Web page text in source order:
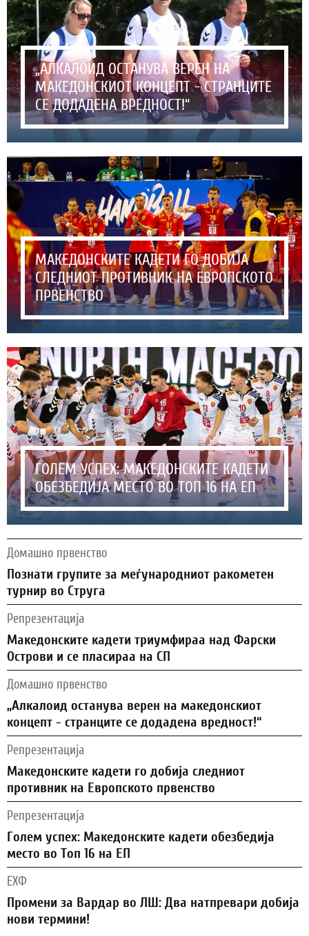
„АЛКАЛОИД ОСТАНУВА ВЕРЕН НА
МАКЕДОНСКИОТ КОНЦЕПТ - СТРАНЦИТЕ
СЕ ДОДАДЕНА ВРЕДНОСТ!“
МАКЕДОНСКИТЕ КАДЕТИ ГО ДОБИЈА
СЛЕДНИОТ ПРОТИВНИК НА ЕВРОПСКОТО
ПРВЕНСТВО
ГОЛЕМ УСПЕХ: МАКЕДОНСКИТЕ КАДЕТИ
ОБЕЗБЕДИЈА МЕСТО ВО ТОП 16 НА ЕП
Домашно првенство
Познати групите за меѓународниот ракометен
турнир во Струга
Репрезентација
Македонските кадети триумфираа над Фарски
Острови и се пласираа на СП
Домашно првенство
„Алкалоид останува верен на македонскиот
концепт - странците се додадена вредност!“
Репрезентација
Македонските кадети го добија следниот
противник на Европското првенство
Репрезентација
Голем успех: Македонските кадети обезбедија
место во Топ 16 на ЕП
ЕХФ
Промени за Вардар во ЛШ: Два натпревари добија
нови термини!